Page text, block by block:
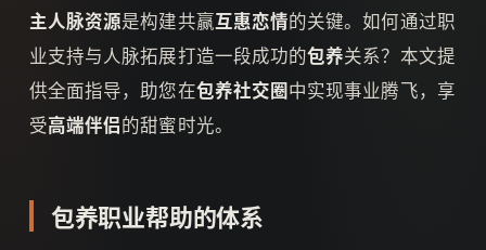
主人脉资源是构建共赢互惠恋情的关键。如何通过职
业支持与人脉拓展打造一段成功的包养关系？本文提
供全面指导，助您在包养社交圈中实现事业腾飞，享
受高端伴侣的甜蜜时光。
包养职业帮助的体系